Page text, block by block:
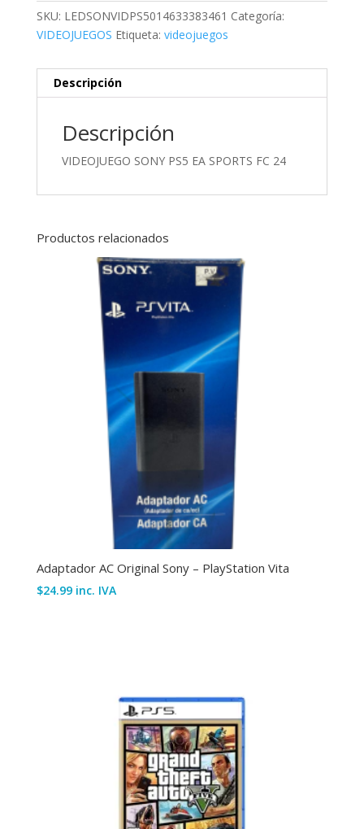
SKU: LEDSONVIDPS5014633383461 Categoría:
VIDEOJUEGOS Etiqueta: videojuegos
Descripción
Descripción
VIDEOJUEGO SONY PS5 EA SPORTS FC 24
Productos relacionados
Adaptador AC Original Sony – PlayStation Vita
$24.99 inc. IVA